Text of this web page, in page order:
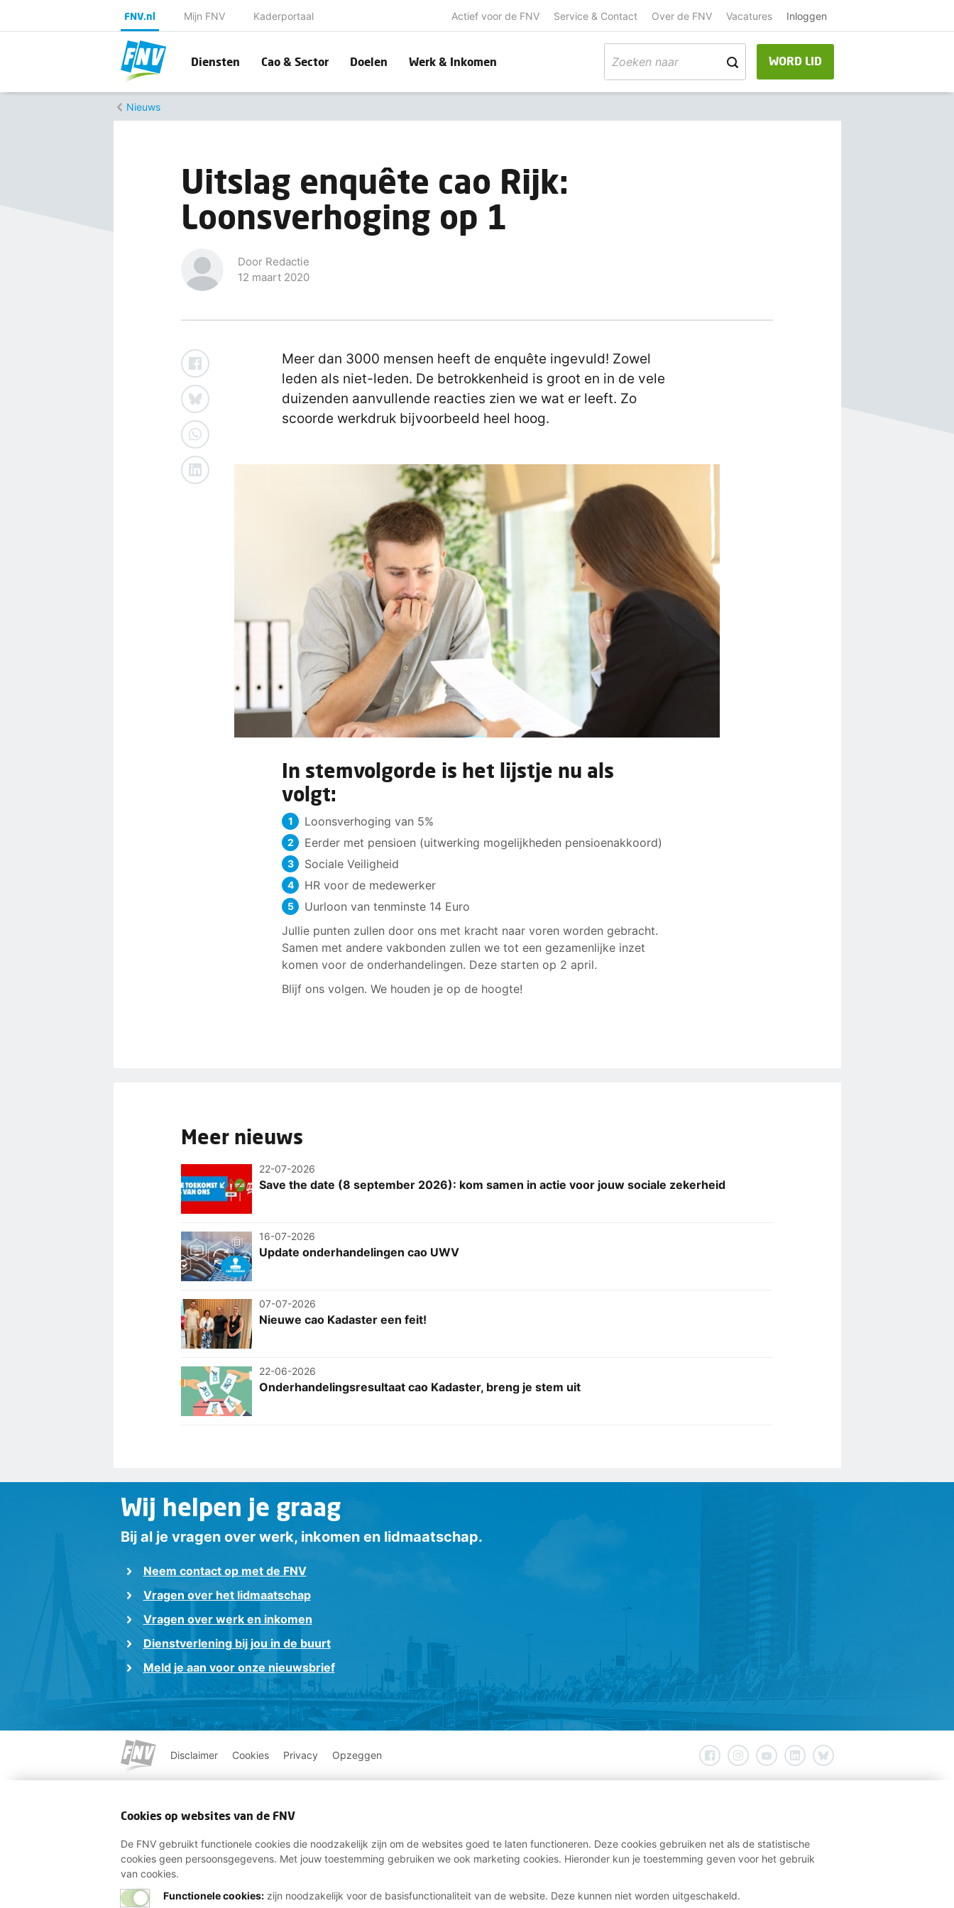
FNV.nl Mijn FNV Kaderportaal Actief voor de FNV Service & Contact Over de FNV Vacatures Inloggen
Diensten Cao & Sector Doelen Werk & Inkomen WORD LID
Nieuws
Uitslag enquête cao Rijk:
Loonsverhoging op 1
Door Redactie
12 maart 2020
Meer dan 3000 mensen heeft de enquête ingevuld! Zowel
leden als niet-leden. De betrokkenheid is groot en in de vele
duizenden aanvullende reacties zien we wat er leeft. Zo
scoorde werkdruk bijvoorbeeld heel hoog.
In stemvolgorde is het lijstje nu als
volgt:
Loonsverhoging van 5%
Eerder met pensioen (uitwerking mogelijkheden pensioenakkoord)
Sociale Veiligheid
HR voor de medewerker
Uurloon van tenminste 14 Euro
Jullie punten zullen door ons met kracht naar voren worden gebracht.
Samen met andere vakbonden zullen we tot een gezamenlijke inzet
komen voor de onderhandelingen. Deze starten op 2 april.
Blijf ons volgen. We houden je op de hoogte!
Meer nieuws
22-07-2026
Save the date (8 september 2026): kom samen in actie voor jouw sociale zekerheid
16-07-2026
Update onderhandelingen cao UWV
07-07-2026
Nieuwe cao Kadaster een feit!
22-06-2026
Onderhandelingsresultaat cao Kadaster, breng je stem uit
Wij helpen je graag
Bij al je vragen over werk, inkomen en lidmaatschap.
Neem contact op met de FNV
Vragen over het lidmaatschap
Vragen over werk en inkomen
Dienstverlening bij jou in de buurt
Meld je aan voor onze nieuwsbrief
Disclaimer Cookies Privacy Opzeggen
Cookies op websites van de FNV
De FNV gebruikt functionele cookies die noodzakelijk zijn om de websites goed te laten functioneren. Deze cookies gebruiken net als de statistische
cookies geen persoonsgegevens. Met jouw toestemming gebruiken we ook marketing cookies. Hieronder kun je toestemming geven voor het gebruik
van cookies.
Functionele cookies:zijn noodzakelijk voor de basisfunctionaliteit van de website. Deze kunnen niet worden uitgeschakeld.